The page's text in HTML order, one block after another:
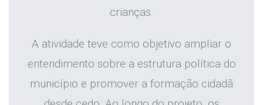
crianças.
A atividade teve como objetivo ampliar o
entendimento sobre a estrutura política do
município e promover a formação cidadã